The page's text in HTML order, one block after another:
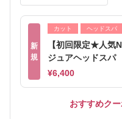
新
規
カット ヘッドスパ
【初回限定★人気
ジュアヘッドスパ
¥6,400
おすすめク